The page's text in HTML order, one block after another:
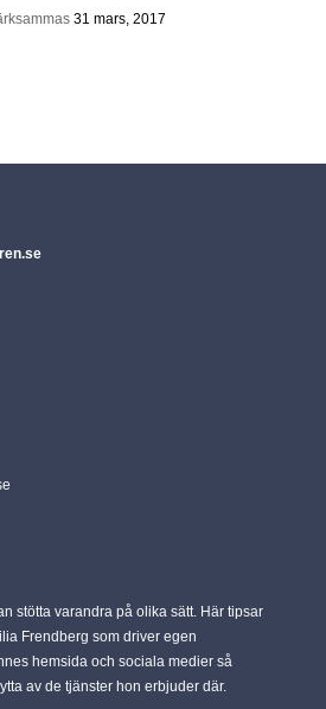
31 mars, 2017
stötta varandra på olika sätt. Här tipsar
Frendberg som driver egen
hemsida och sociala medier så
av de tjänster hon erbjuder där.